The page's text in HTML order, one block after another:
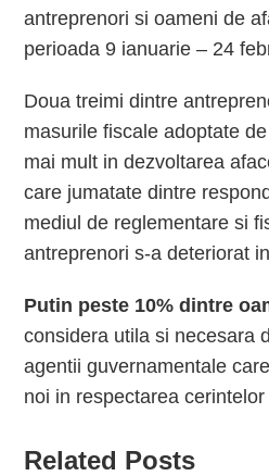
antreprenori si oameni de
perioada 9 ianuarie – 24
Doua treimi dintre
masurile fiscale adoptate
mai mult in dezvoltarea
care jumatate dintre
mediul de reglementare si
antreprenori s-a deteriorat
Putin peste 10% dintre
considera utila si necesara
agentii guvernamentale
noi in respectarea cerintelor
Related Posts